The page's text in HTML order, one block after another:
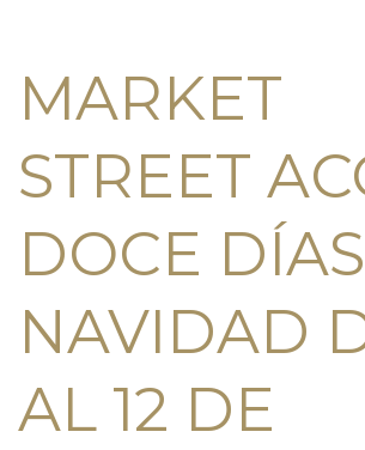
MARKET
STREET
DOCE
NAVIDAD
AL 12 DE